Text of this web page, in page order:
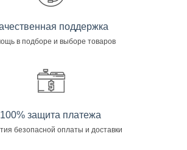
поддержка
в подборе и выборе товаров
100% защита платежа
безопасной оплаты и доставки